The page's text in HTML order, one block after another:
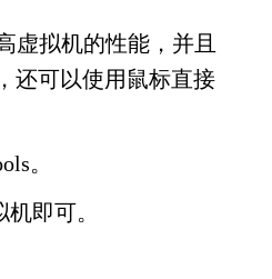
虚拟机的性能，并且
还可以使用鼠标直接
。
即可。